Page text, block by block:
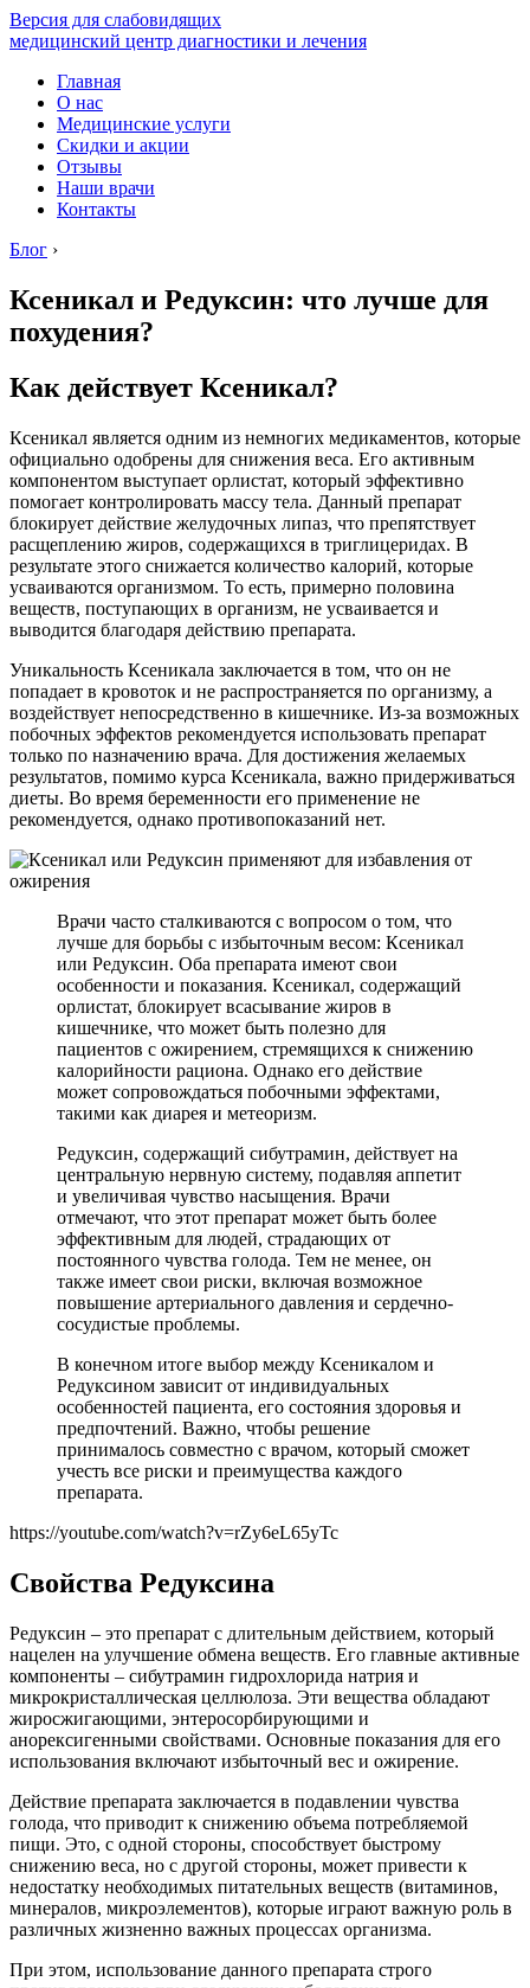
Версия для слабовидящих
медицинский центр диагностики и лечения
Главная
О нас
Медицинские услуги
Скидки и акции
Отзывы
Наши врачи
Контакты
Блог ›
Ксеникал и Редуксин: что лучше для
похудения?
Как действует Ксеникал?
Ксеникал является одним из немногих медикаментов, которые
официально одобрены для снижения веса. Его активным
компонентом выступает орлистат, который эффективно
помогает контролировать массу тела. Данный препарат
блокирует действие желудочных липаз, что препятствует
расщеплению жиров, содержащихся в триглицеридах. В
результате этого снижается количество калорий, которые
усваиваются организмом. То есть, примерно половина
веществ, поступающих в организм, не усваивается и
выводится благодаря действию препарата.
Уникальность Ксеникала заключается в том, что он не
попадает в кровоток и не распространяется по организму, а
воздействует непосредственно в кишечнике. Из-за возможных
побочных эффектов рекомендуется использовать препарат
только по назначению врача. Для достижения желаемых
результатов, помимо курса Ксеникала, важно придерживаться
диеты. Во время беременности его применение не
рекомендуется, однако противопоказаний нет.
Врачи часто сталкиваются с вопросом о том, что
лучше для борьбы с избыточным весом: Ксеникал
или Редуксин. Оба препарата имеют свои
особенности и показания. Ксеникал, содержащий
орлистат, блокирует всасывание жиров в
кишечнике, что может быть полезно для
пациентов с ожирением, стремящихся к снижению
калорийности рациона. Однако его действие
может сопровождаться побочными эффектами,
такими как диарея и метеоризм.
Редуксин, содержащий сибутрамин, действует на
центральную нервную систему, подавляя аппетит
и увеличивая чувство насыщения. Врачи
отмечают, что этот препарат может быть более
эффективным для людей, страдающих от
постоянного чувства голода. Тем не менее, он
также имеет свои риски, включая возможное
повышение артериального давления и сердечно-
сосудистые проблемы.
В конечном итоге выбор между Ксеникалом и
Редуксином зависит от индивидуальных
особенностей пациента, его состояния здоровья и
предпочтений. Важно, чтобы решение
принималось совместно с врачом, который сможет
учесть все риски и преимущества каждого
препарата.
https://youtube.com/watch?v=rZy6eL65yTc
Свойства Редуксина
Редуксин – это препарат с длительным действием, который
нацелен на улучшение обмена веществ. Его главные активные
компоненты – сибутрамин гидрохлорида натрия и
микрокристаллическая целлюлоза. Эти вещества обладают
жиросжигающими, энтеросорбирующими и
анорексигенными свойствами. Основные показания для его
использования включают избыточный вес и ожирение.
Действие препарата заключается в подавлении чувства
голода, что приводит к снижению объема потребляемой
пищи. Это, с одной стороны, способствует быстрому
снижению веса, но с другой стороны, может привести к
недостатку необходимых питательных веществ (витаминов,
минералов, микроэлементов), которые играют важную роль в
различных жизненно важных процессах организма.
При этом, использование данного препарата строго